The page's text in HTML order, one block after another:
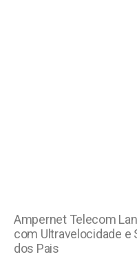
Ampernet Telecom
com Ultravelocidade e
dos Pais